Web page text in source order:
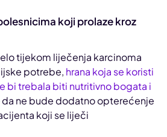
koji prolaze kroz
tijekom liječenja karcinoma
potrebe, hrana koja se koristi
bi trebala biti nutritivno bogata i
ne bude dodatno opterećenje
koji se liječi